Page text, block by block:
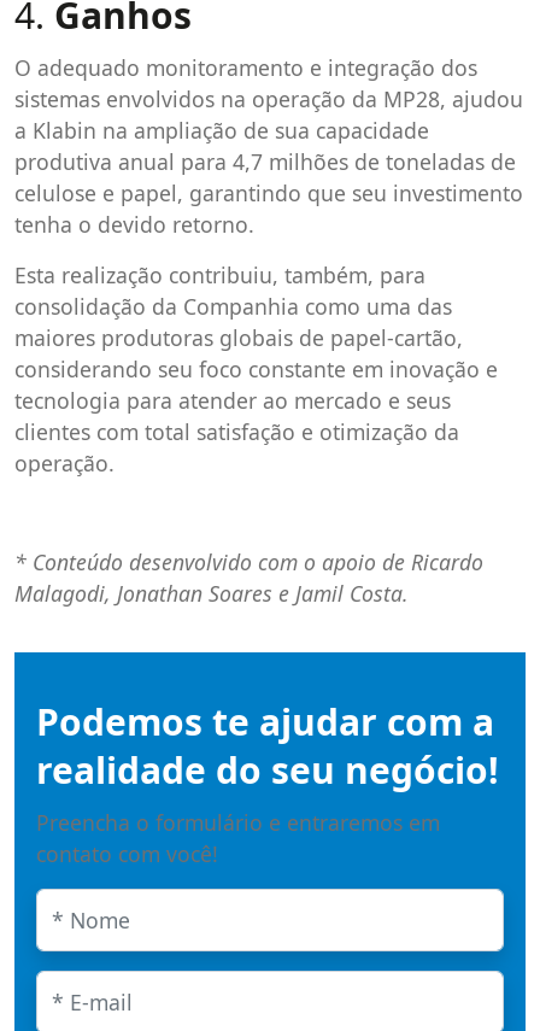
4. Ganhos
O adequado monitoramento e integração dos
sistemas envolvidos na operação da MP28, ajudou
a Klabin na ampliação de sua capacidade
produtiva anual para 4,7 milhões de toneladas de
celulose e papel, garantindo que seu investimento
tenha o devido retorno.
Esta realização contribuiu, também, para
consolidação da Companhia como uma das
maiores produtoras globais de papel-cartão,
considerando seu foco constante em inovação e
tecnologia para atender ao mercado e seus
clientes com total satisfação e otimização da
operação.
* Conteúdo desenvolvido com o apoio de Ricardo
Malagodi, Jonathan Soares e Jamil Costa.
Podemos te ajudar com a
realidade do seu negócio!
Preencha o formulário e entraremos em
contato com você!
* Nome
E-mail